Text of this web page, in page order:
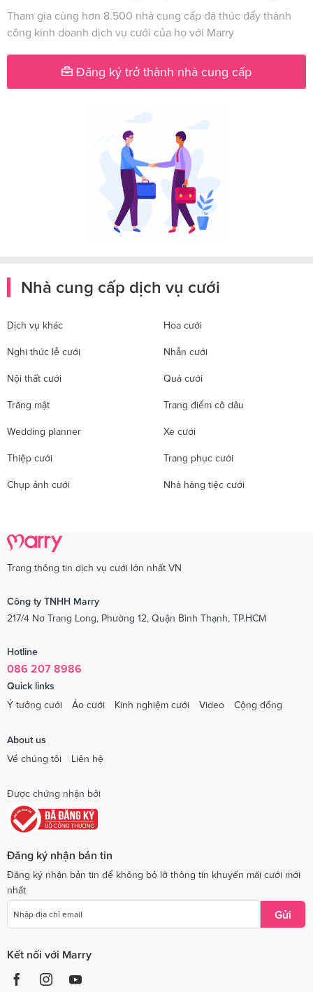
Tham gia cùng hơn 8.500 nhà cung cấp đã thúc đẩy thành
công kinh doanh dịch vụ cưới của họ với Marry
Đăng ký trở thành nhà cung cấp
Nhà cung cấp dịch vụ cưới
Dịch vụ khác Hoa cưới
Nghi thức lễ cưới Nhẫn cưới
Nội thất cưới Quà cưới
Trăng mật Trang điểm cô dâu
Wedding planner Xe cưới
Thiệp cưới Trang phục cưới
Chụp ảnh cưới Nhà hàng tiệc cưới
Trang thông tin dịch vụ cưới lớn nhất VN
Công ty TNHH Marry
217/4 Nơ Trang Long, Phường 12, Quận Bình Thạnh, TP.HCM
Hotline
086 207 8986
Quick links
Ý tưởng cưới
Áo cưới Kinh nghiệm cưới Video Cộng đồng
About us
Về chúng tôi
Liên hệ
Được chứng nhận bởi
Đăng ký nhận bản tin
Đăng ký nhận bản tin để không bỏ lỡ thông tin khuyến mãi cưới mới
nhất
Gửi
Kết nối với Marry